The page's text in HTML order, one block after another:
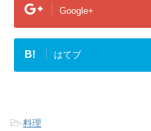
Google+
B! はてブ
-料理